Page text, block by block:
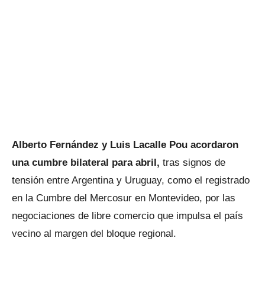
Alberto Fernández y Luis Lacalle Pou acordaron
una cumbre bilateral para abril, tras signos de
tensión entre Argentina y Uruguay, como el registrado
en la Cumbre del Mercosur en Montevideo, por las
negociaciones de libre comercio que impulsa el país
vecino al margen del bloque regional.